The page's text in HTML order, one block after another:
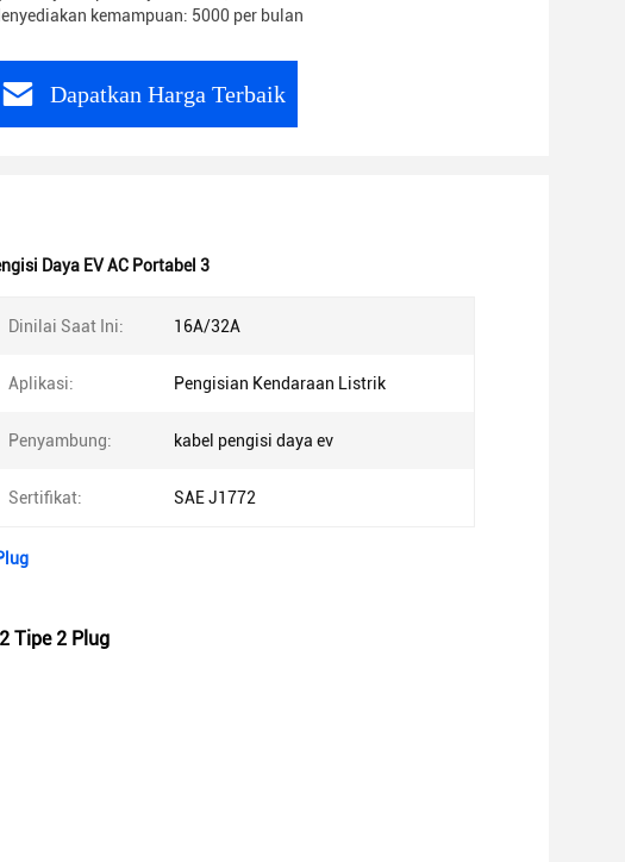
kemampuan: 5000 per bulan
Dapatkan Harga Terbaik
Daya EV AC Portabel 3
Dinilai Saat Ini: 16A/32A
Aplikasi: Pengisian Kendaraan Listrik
Penyambung: kabel pengisi daya ev
Sertifikat: SAE J1772
Tipe 2 Plug